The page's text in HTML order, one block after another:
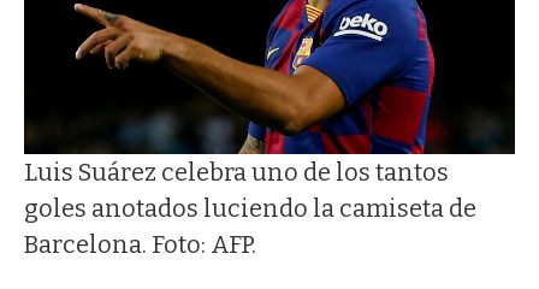
Luis Suárez celebra uno de los tantos
goles anotados luciendo la camiseta de
Barcelona. Foto: AFP.